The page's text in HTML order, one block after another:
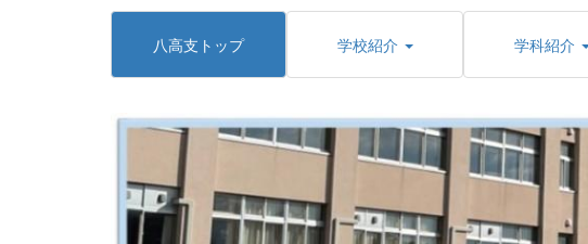
八高支トップ 学校紹介 学科紹介